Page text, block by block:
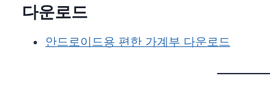
다운로드
안드로이드용 편한 가계부 다운로드